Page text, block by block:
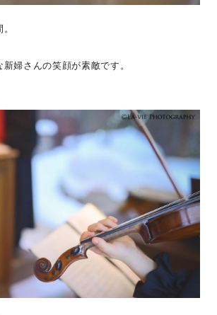
婦さんの笑顔が素敵です。